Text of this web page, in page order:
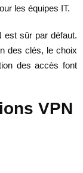
les équipes IT.
est sûr par défaut.
des clés, le choix
des accès font
VPN